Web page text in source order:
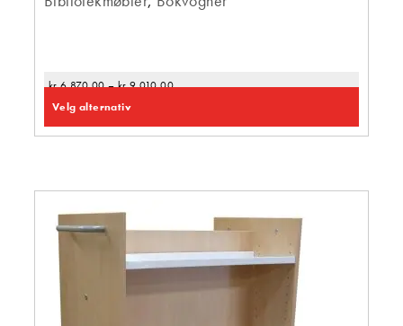
kr6 870,00 – kr9 010,00
Velg alternativ